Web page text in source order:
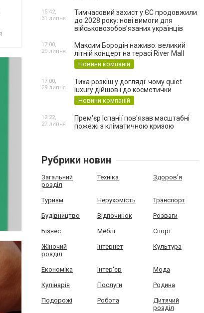
Тимчасовий захист у ЄС продовжили
до 2028 року: нові вимоги для
військовозобов’язаних українців
15:42,
31 липня
Максим Бородін наживо: великий
літній концерт на терасі River Mall
Новини компаній
17:00,
29 липня
Тиха розкіш у догляді: чому quiet
luxury дійшов і до косметички
Новини компаній
17:00,
29 липня
Прем'єр Іспанії пов'язав масштабні
пожежі з кліматичною кризою
12:22,
27 липня
Рубрики новин
Загальний
розділ
Техніка Здоров'я
Туризм Нерухомість Транспорт
Будівництво Відпочинок Розваги
Бізнес Меблі Спорт
Жіночий
розділ
Інтернет Культура
Економіка Інтер'єр Мода
Кулінарія Послуги Родина
Подорожі Робота
Дитячий
розділ